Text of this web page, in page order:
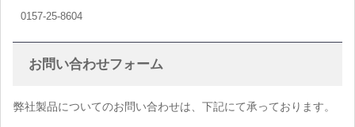
0157-25-8604
お問い合わせフォーム
弊社製品についてのお問い合わせは、下記にて承っております。